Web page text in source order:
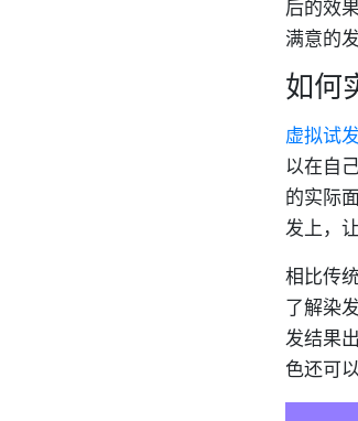
后的效
满意的发
如何
虚拟试
以在自
的实际
发上，
相比传
了解染
发结果
色还可